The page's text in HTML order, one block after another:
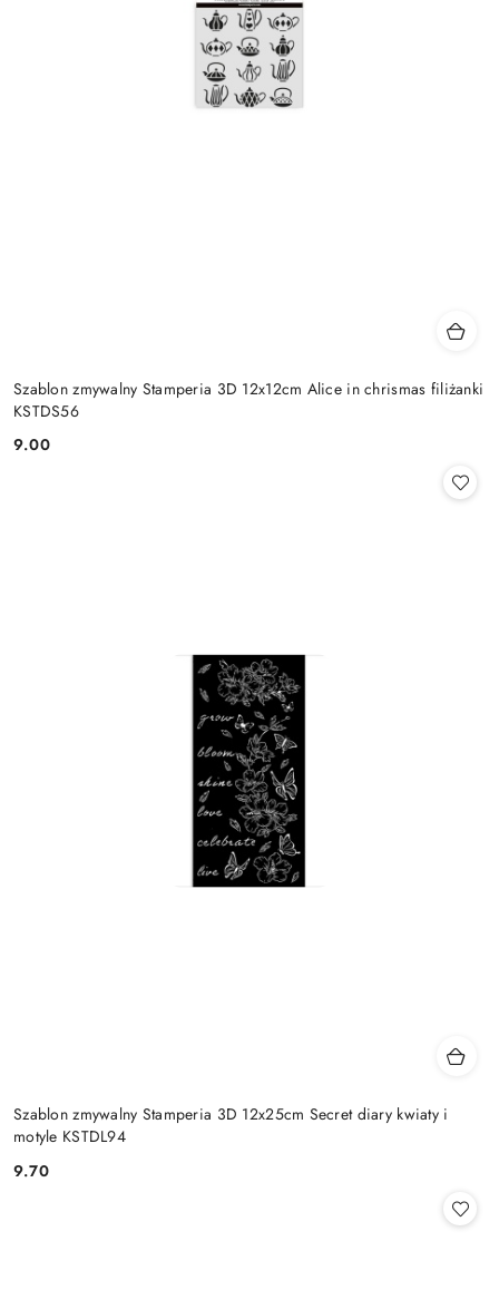
Szablon zmywalny Stamperia 3D 12x12cm Alice in chrismas filiżanki
KSTDS56
Cena:
9.00
Szablon zmywalny Stamperia 3D 12x25cm Secret diary kwiaty i
motyle KSTDL94
Cena:
9.70